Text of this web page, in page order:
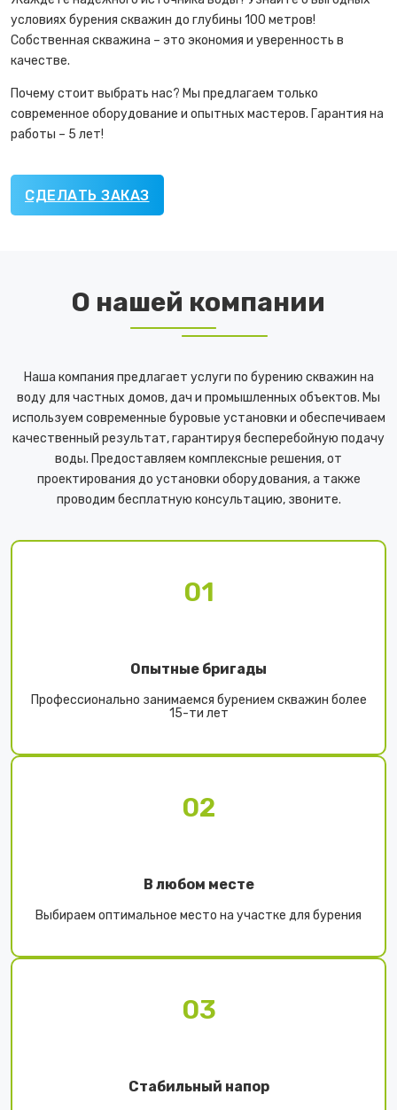
условиях бурения скважин до глубины 100 метров!
Собственная скважина – это экономия и уверенность в
качестве.
Почему стоит выбрать нас? Мы предлагаем только
современное оборудование и опытных мастеров. Гарантия на
работы – 5 лет!
СДЕЛАТЬ ЗАКАЗ
О нашей компании
Наша компания предлагает услуги по бурению скважин на
воду для частных домов, дач и промышленных объектов. Мы
используем современные буровые установки и обеспечиваем
качественный результат, гарантируя бесперебойную подачу
воды. Предоставляем комплексные решения, от
проектирования до установки оборудования, а также
проводим бесплатную консультацию, звоните.
01
Опытные бригады
Профессионально занимаемся бурением скважин более
15-ти лет
02
В любом месте
Выбираем оптимальное место на участке для бурения
03
Стабильный напор